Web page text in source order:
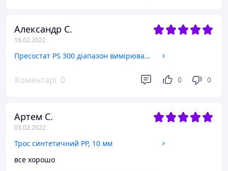
Александр С.
16.02.2022
Пресостат PS 300 діапазон вимірювання 30-300 Па, AC 250 В, гістерезис 20 Па, IP54 + монтажний комплект
Коментарі 0 0 0
Артем С.
03.02.2022
Трос синтетичний PP, 10 мм
все хорошо